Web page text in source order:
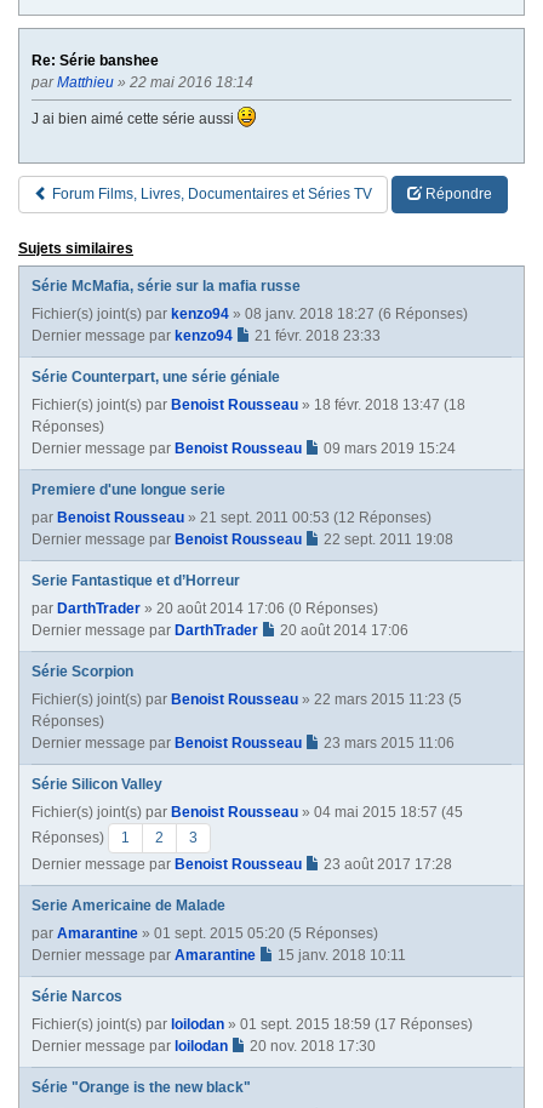
Re: Série banshee
parMatthieu » 22 mai 2016 18:14
J ai bien aimé cette série aussi
Forum Films, Livres, Documentaires et Séries TV Répondre
Sujets similaires
Série McMafia, série sur la mafia russe
Fichier(s) joint(s) par kenzo94 » 08 janv. 2018 18:27 (6 Réponses)
Dernier message par kenzo94 21 févr. 2018 23:33
Série Counterpart, une série géniale
Fichier(s) joint(s) par Benoist Rousseau » 18 févr. 2018 13:47 (18
Réponses)
Dernier message par Benoist Rousseau 09 mars 2019 15:24
Premiere d'une longue serie
par Benoist Rousseau » 21 sept. 2011 00:53 (12 Réponses)
Dernier message par Benoist Rousseau 22 sept. 2011 19:08
Serie Fantastique et d’Horreur
par DarthTrader » 20 août 2014 17:06 (0 Réponses)
Dernier message par DarthTrader 20 août 2014 17:06
Série Scorpion
Fichier(s) joint(s) par Benoist Rousseau » 22 mars 2015 11:23 (5
Réponses)
Dernier message par Benoist Rousseau 23 mars 2015 11:06
Série Silicon Valley
Fichier(s) joint(s) par Benoist Rousseau » 04 mai 2015 18:57 (45
Réponses)
1 2
3
Dernier message par Benoist Rousseau 23 août 2017 17:28
Serie Americaine de Malade
par Amarantine » 01 sept. 2015 05:20 (5 Réponses)
Dernier message par Amarantine 15 janv. 2018 10:11
Série Narcos
Fichier(s) joint(s) par loilodan » 01 sept. 2015 18:59 (17 Réponses)
Dernier message par loilodan 20 nov. 2018 17:30
Série "Orange is the new black"